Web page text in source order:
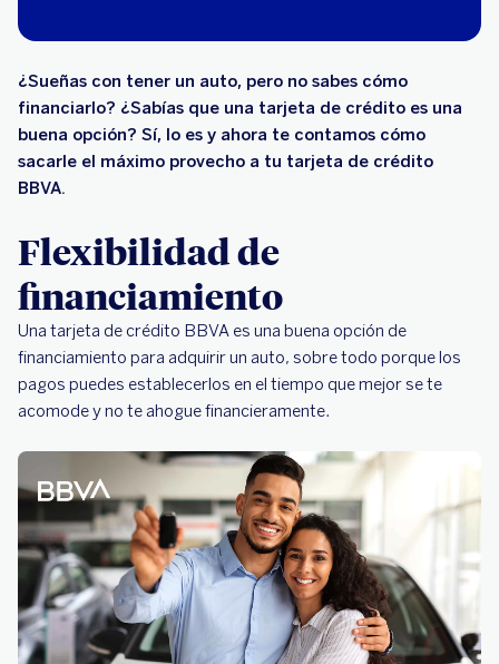
¿Sueñas con tener un auto, pero no sabes cómo
financiarlo? ¿Sabías que una tarjeta de crédito es una
buena opción? Sí, lo es y ahora te contamos cómo
sacarle el máximo provecho a tu tarjeta de crédito
BBVA.
Flexibilidad de
financiamiento
Una tarjeta de crédito BBVA es una buena opción de
financiamiento para adquirir un auto, sobre todo porque los
pagos puedes establecerlos en el tiempo que mejor se te
acomode y no te ahogue financieramente.